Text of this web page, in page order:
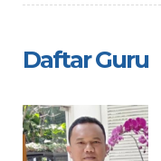
Daftar Guru